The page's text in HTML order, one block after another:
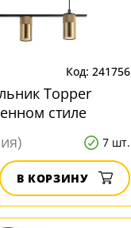
241756
Topper
стиле
7 шт.
В КОРЗИНУ